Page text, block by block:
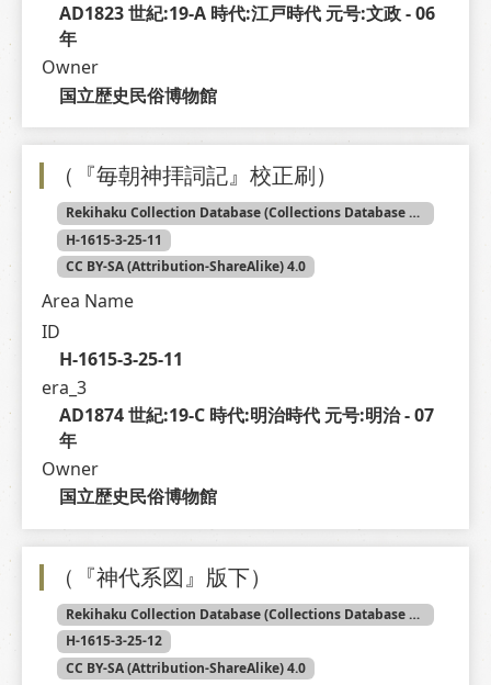
AD1823 世紀:19-A 時代:江戸時代 元号:文政 - 06
年
Owner
国立歴史民俗博物館
（『毎朝神拝詞記』校正刷）
Rekihaku Collection Database (Collections Database of the National Museum of Japanese History)
H-1615-3-25-11
CC BY-SA (Attribution-ShareAlike) 4.0
Area Name
ID
H-1615-3-25-11
era_3
AD1874 世紀:19-C 時代:明治時代 元号:明治 - 07
年
Owner
国立歴史民俗博物館
（『神代系図』版下）
Rekihaku Collection Database (Collections Database of the National Museum of Japanese History)
H-1615-3-25-12
CC BY-SA (Attribution-ShareAlike) 4.0